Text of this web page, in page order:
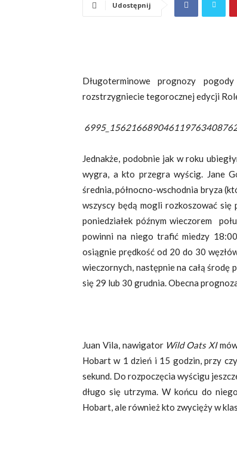
Udostępnij
Długoterminowe prognozy
rozstrzygniecie tegorocznej edycji
Jednakże, podobnie jak w roku
wygra, a kto przegra wyścig. Jane
średnia, północno-wschodnia bryza
wszyscy będą mogli rozkoszować się
poniedziałek późnym wieczorem
powinni na niego trafić miedzy
osiągnie prędkość od 20 do 30
wieczornych, następnie na całą
się 29 lub 30 grudnia. Obecna
Juan Vila, nawigator Wild Oats XI
Hobart w 1 dzień i 15 godzin, przy
sekund. Do rozpoczęcia wyścigu
długo się utrzyma. W końcu do
Hobart, ale również kto zwycięży w